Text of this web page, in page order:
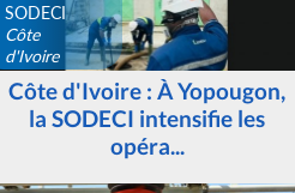
SODECI
Côte
d'Ivoire
Côte d'Ivoire : À Yopougon,
la SODECI intensifie les
opéra...